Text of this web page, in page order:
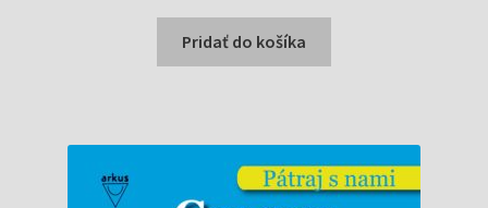
cena
bola:
7,95 €.
cena
je:
3,00 €.
Pridať do košíka